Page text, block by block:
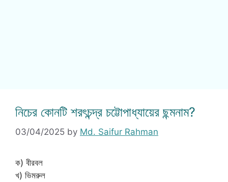
নিচের কোনটি শরৎচন্দ্র চট্টোপাধ্যায়ের ছন্মনাম?
03/04/2025 by Md. Saifur Rahman
ক) বীরবল
খ) ভিমরুল